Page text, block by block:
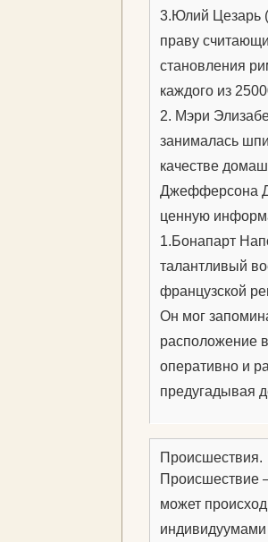
3.Юлий Цезарь
праву
становления
каждого из
2. Мэри
занималась
качестве
Джефферсона
ценную
1.Бонапарт
талантливый
французской
Он мог
расположение
оперативно и
предугадывая
Происшествия.
Происшествие
может
индивидуумами